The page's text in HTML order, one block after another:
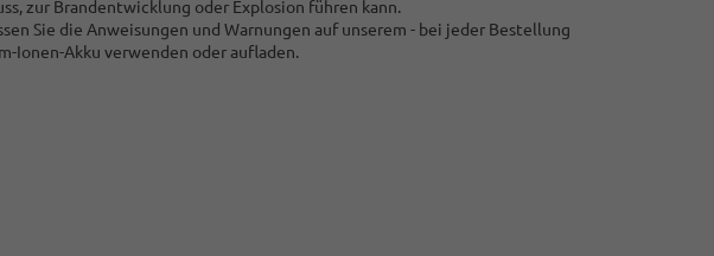
zur Brandentwicklung oder Explosion führen kann.
Sie die Anweisungen und Warnungen auf unserem - bei jeder Bestellung
Ionen-Akku verwenden oder aufladen.